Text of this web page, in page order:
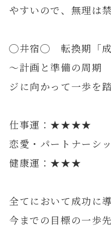
やすいので、無理は禁
◯井宿◯ 転換期「成
～計画と準備の周期
ジに向かって一歩を
仕事運：★★★★
恋愛・パートナー
健康運：★★★
全てにおいて成功に
今までの目標の一歩